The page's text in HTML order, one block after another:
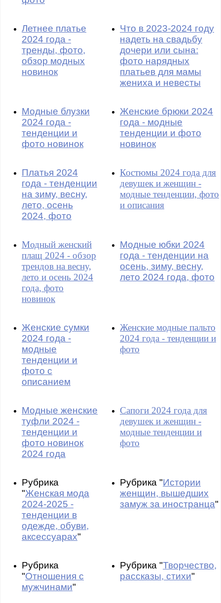
Летнее платье
2024 года -
тренды, фото,
обзор модных
новинок
Что в 2023-2024 году
надеть на свадьбу
дочери или сына:
фото нарядных
платьев для мамы
жениха и невесты
Модные блузки
2024 года -
тенденции и
фото новинок
Женские брюки 2024
года - модные
тенденции и фото
новинок
Платья 2024
года - тенденции
на зиму, весну,
лето, осень
2024, фото
Костюмы 2024 года для
девушек и женщин -
модные тенденции, фото
и описания
Модный женский
плащ 2024 - обзор
трендов на весну,
лето и осень 2024
года, фото
новинок
Модные юбки 2024
года - тенденции на
осень, зиму, весну,
лето 2024 года, фото
Женские сумки
2024 года -
модные
тенденции и
фото с
описанием
Женские модные пальто
2024 года - тенденции и
фото
Модные женские
туфли 2024 -
тенденции и
фото новинок
2024 года
Сапоги 2024 года для
девушек и женщин -
модные тенденции и
фото
Рубрика
"Женская мода
2024-2025 -
тенденции в
одежде, обуви,
аксессуарах"
Рубрика "Истории
женщин, вышедших
замуж за иностранца"
Рубрика
"Отношения с
мужчинами"
Рубрика "Творчество,
рассказы, стихи"